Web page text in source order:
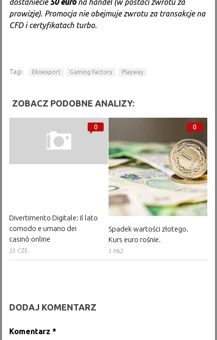
dostaniecie 50 eurona handel (w postaci zwrotu za
prowizje). Promocja nie obejmuje zwrotu za transakcje na
CFD i certyfikatach turbo.
Tagi: Ekoexport Gaming Factory Playway
ZOBACZ PODOBNE ANALIZY:
0
Divertimento Digitale: il lato
comodo e umano dei
casinò online
23 CZE
0
Spadek wartości złotego.
Kurs euro rośnie.
3 PAŹ
DODAJ KOMENTARZ
Komentarz*